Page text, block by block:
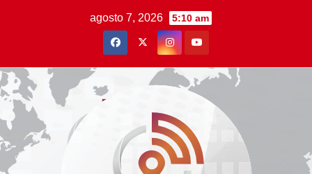
agosto 7, 2026 5:10 am